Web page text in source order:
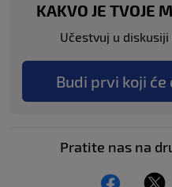
KAKVO JE TVOJE
Učestvuj u
Budi prvi koji
Pratite nas na